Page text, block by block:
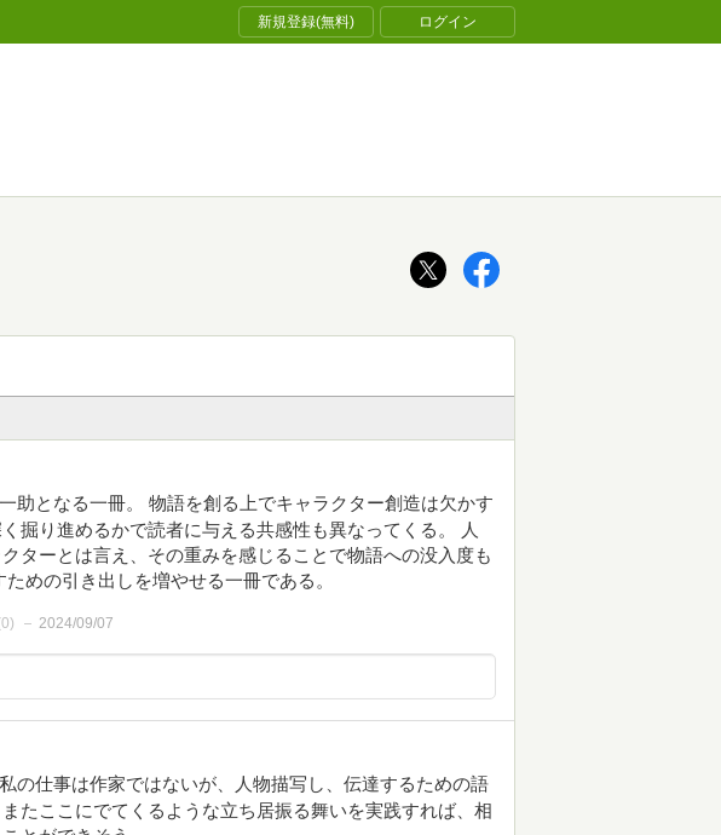
新規登録(無料) ログイン
助となる一冊。 物語を創る上でキャラクター創造は欠かす
掘り進めるかで読者に与える共感性も異なってくる。 人
ターとは言え、その重みを感じることで物語への没入度も
めの引き出しを増やせる一冊である。
0) 2024/09/07
の仕事は作家ではないが、人物描写し、伝達するための語
たここにでてくるような立ち居振る舞いを実践すれば、相